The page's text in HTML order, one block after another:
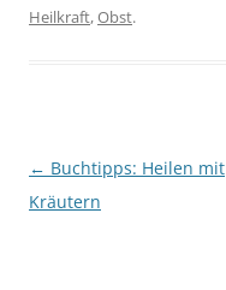
Heilkraft,Obst.
Beitragsnavigation
← Buchtipps: Heilen mit
Kräutern